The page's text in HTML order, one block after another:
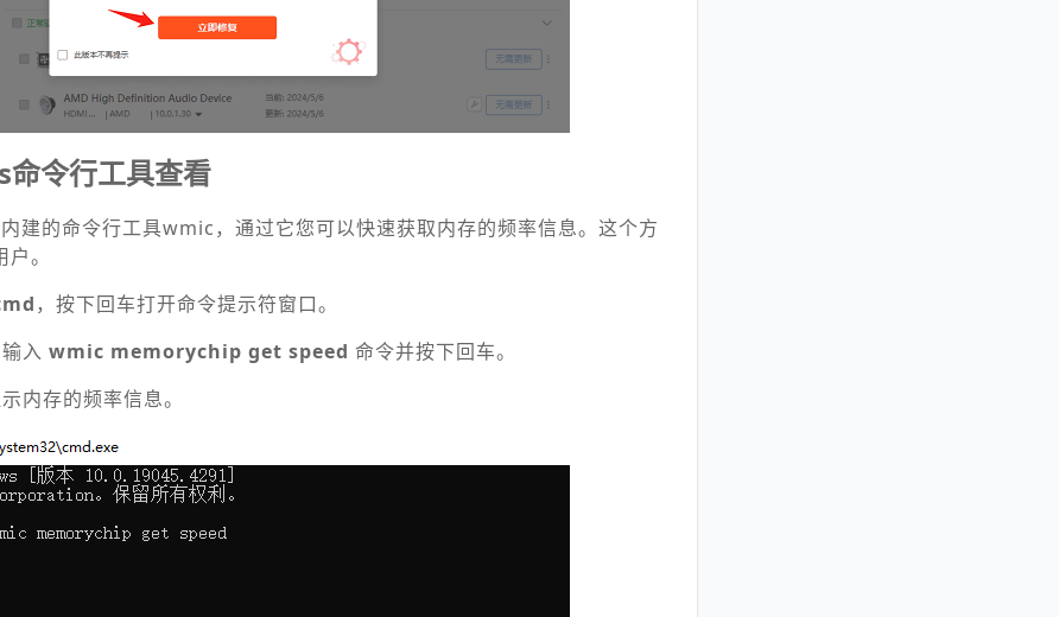
令行工具查看
建的命令行工具wmic，通过它您可以快速获取内存的频率信息。这个方
。
，按下回车打开命令提示符窗口。
入 wmic memorychip get speed 命令并按下回车。
内存的频率信息。